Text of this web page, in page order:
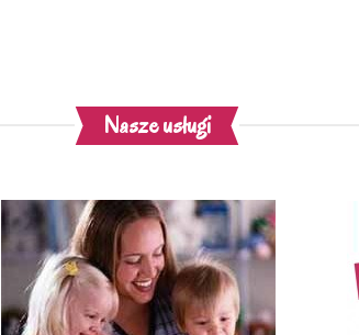
Nasze usługi